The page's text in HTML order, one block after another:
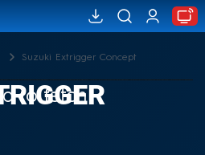
Suzuki Extrigger Concept
to fetch